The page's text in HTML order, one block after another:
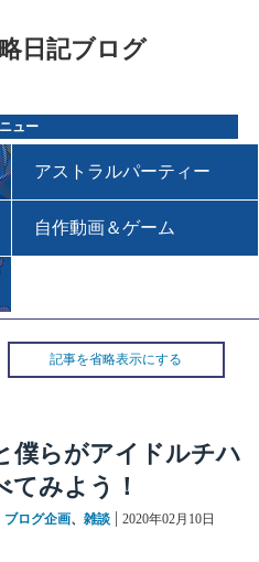
日記ブログ
ュー
アストラルパーティー
自作動画＆ゲーム
記事を省略表示にする
僕らがアイドルチハ
てみよう！
ブログ企画、 雑談
投
2020年02月10日